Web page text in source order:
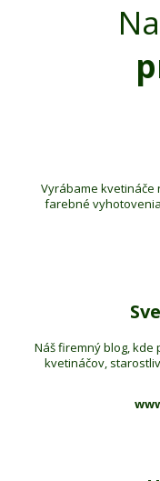
Vyrábame kvetináče
farebné
Náš firemný blog, kde
kvetináčov,